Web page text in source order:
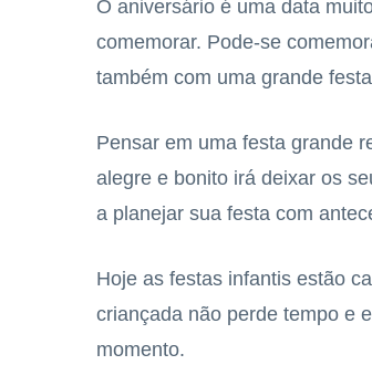
O aniversário é uma data
comemorar. Pode-se
também com uma grande
Pensar em uma festa grande
alegre e bonito irá deixar os
a planejar sua festa com
Hoje as festas infantis estão
criançada não perde tempo e
momento.